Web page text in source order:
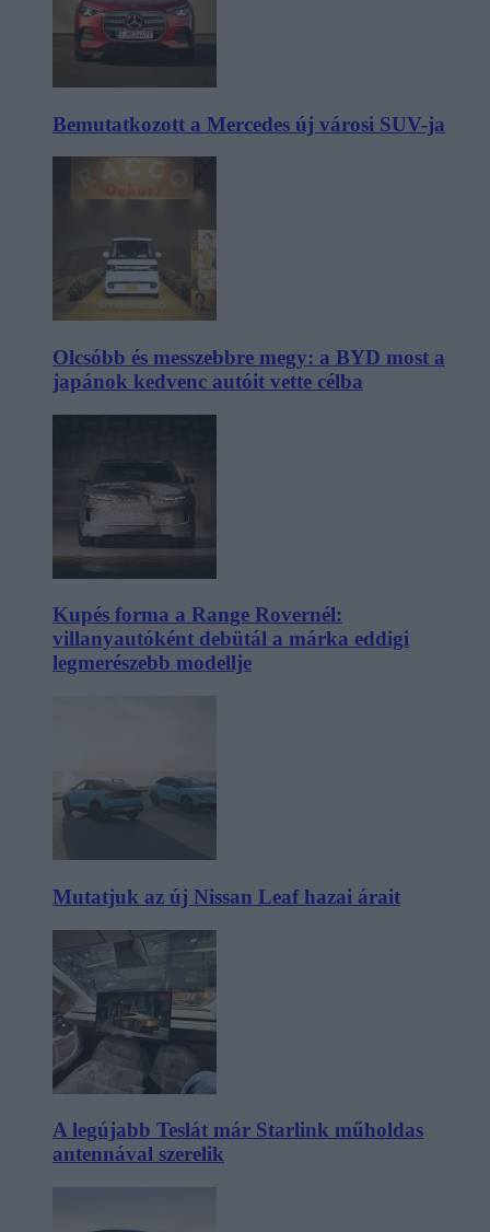
Bemutatkozott a Mercedes új városi SUV-ja
Olcsóbb és messzebbre megy: a BYD most a
japánok kedvenc autóit vette célba
Kupés forma a Range Rovernél:
villanyautóként debütál a márka eddigi
legmerészebb modellje
Mutatjuk az új Nissan Leaf hazai árait
A legújabb Teslát már Starlink műholdas
antennával szerelik